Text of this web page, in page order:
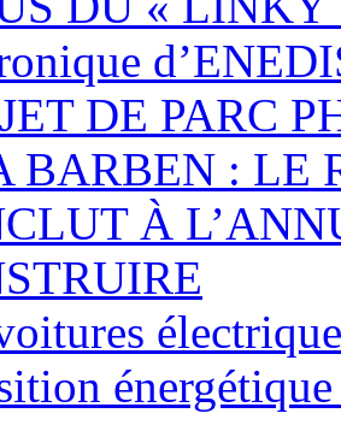
DE PARC
BARBEN : LE
À